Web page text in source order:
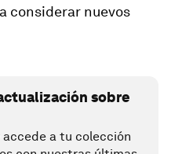
considerar nuevos
sobre
a tu colección